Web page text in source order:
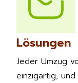
Lösungen
Jeder Umzug
einzigartig,